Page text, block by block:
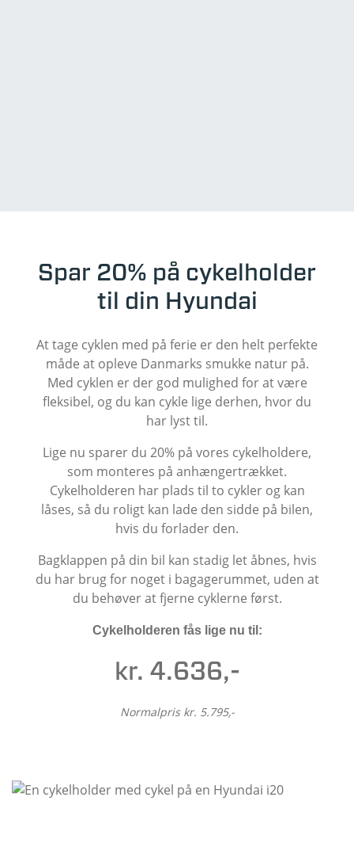
Spar 20% på cykelholder
til din Hyundai
At tage cyklen med på ferie er den helt perfekte
måde at opleve Danmarks smukke natur på.
Med cyklen er der god mulighed for at være
fleksibel, og du kan cykle lige derhen, hvor du
har lyst til.
Lige nu sparer du 20% på vores cykelholdere,
som monteres på anhængertrækket.
Cykelholderen har plads til to cykler og kan
låses, så du roligt kan lade den sidde på bilen,
hvis du forlader den.
Bagklappen på din bil kan stadig let åbnes, hvis
du har brug for noget i bagagerummet, uden at
du behøver at fjerne cyklerne først.
Cykelholderen fås lige nu til:
kr. 4.636,-
Normalpris kr. 5.795,-